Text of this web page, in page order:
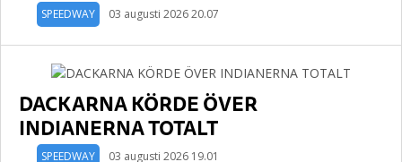
SPEEDWAY 03 augusti 2026 20.07
DACKARNA KÖRDE ÖVER
INDIANERNA TOTALT
SPEEDWAY 03 augusti 2026 19.01